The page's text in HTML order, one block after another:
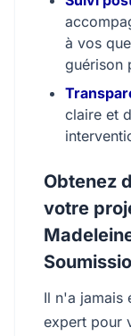
à vos
guérison
claire et
Obtenez
votre
Il n'a jamais
expert pour